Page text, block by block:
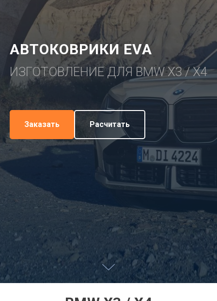
АВТОКОВРИКИ EVA
ИЗГОТОВЛЕНИЕ ДЛЯ BMW X3 / X4
Заказать Расчитать